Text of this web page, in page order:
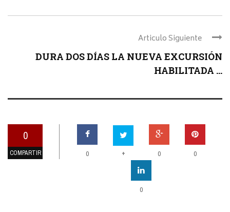
Articulo Siguiente
DURA DOS DÍAS LA NUEVA EXCURSIÓN
HABILITADA ...
0
COMPARTIR 0 + 0 0
0